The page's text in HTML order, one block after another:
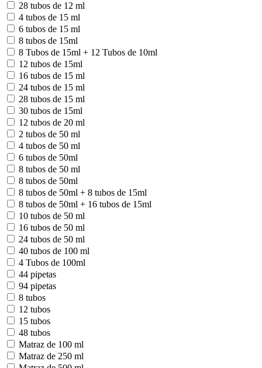
28 tubos de 12 ml
4 tubos de 15 ml
6 tubos de 15 ml
8 tubos de 15ml
8 Tubos de 15ml + 12 Tubos de 10ml
12 tubos de 15ml
16 tubos de 15 ml
24 tubos de 15 ml
28 tubos de 15 ml
30 tubos de 15ml
12 tubos de 20 ml
2 tubos de 50 ml
4 tubos de 50 ml
6 tubos de 50ml
8 tubos de 50 ml
8 tubos de 50ml
8 tubos de 50ml + 8 tubos de 15ml
8 tubos de 50ml + 16 tubos de 15ml
10 tubos de 50 ml
16 tubos de 50 ml
24 tubos de 50 ml
40 tubos de 100 ml
4 Tubos de 100ml
44 pipetas
94 pipetas
8 tubos
12 tubos
15 tubos
48 tubos
Matraz de 100 ml
Matraz de 250 ml